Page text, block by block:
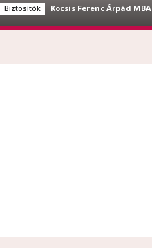
Biztosítók Kocsis Ferenc Árpád MBA